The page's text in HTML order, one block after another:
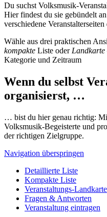
Du suchst Volksmusik-
Hier findest du sie gebündelt
verschiedene
Wähle aus drei praktischen
kompakte Liste oder Landkarte
Kategorie und Zeitraum
Wenn du selbst
organisierst, …
… bist du hier genau richtig:
Volksmusik-Begeisterte und
der richtigen Zielgruppe.
Navigation überspringen
Detaillierte Liste
Kompakte Liste
Veranstaltungs-Landkarte
Fragen & Antworten
Veranstaltung eintragen